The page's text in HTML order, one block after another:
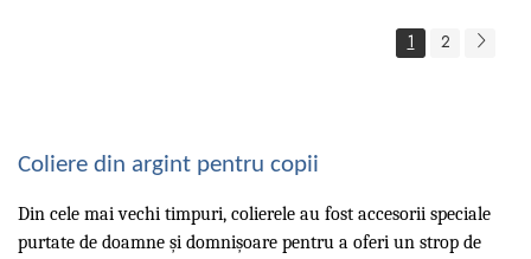
1 2
Coliere din argint pentru copii
Din cele mai vechi timpuri, colierele au fost accesorii speciale
purtate de doamne și domnișoare pentru a oferi un strop de